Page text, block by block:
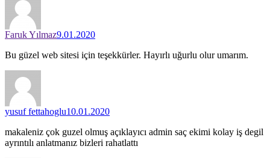
Faruk Yılmaz9.01.2020
Bu güzel web sitesi için teşekkürler. Hayırlı uğurlu olur umarım.
yusuf fettahoglu10.01.2020
makaleniz çok guzel olmuş açıklayıcı admin saç ekimi kolay iş degil
ayrıntılı anlatmanız bizleri rahatlattı